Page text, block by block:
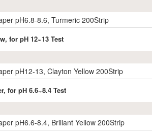
pH6.8-8.6, Turmeric 200Strip
for pH 12~13 Test
pH12-13, Clayton Yellow 200Strip
for pH 6.6~8.4 Test
pH6.6-8.4, Brillant Yellow 200Strip